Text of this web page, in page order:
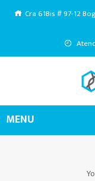
Cra 61Bis # 97-12